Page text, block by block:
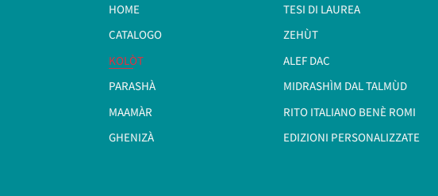
HOME
CATALOGO
KOLÒT
PARASHÀ
MAAMÀR
GHENIZÀ
TESI DI LAUREA
ZEHÙT
ALEF DAC
MIDRASHÌM DAL TALMÙD
RITO ITALIANO BENÈ ROMI​
EDIZIONI PERSONALIZZATE